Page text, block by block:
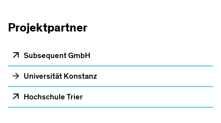
Projektpartner
Subsequent GmbH
Universität Konstanz
Hochschule Trier